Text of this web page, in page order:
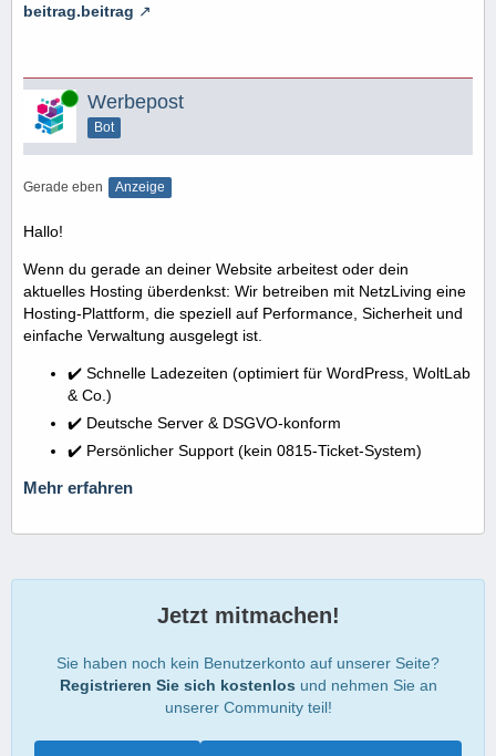
beitrag.beitrag
Online Werbepost
Bot
Gerade eben Anzeige
Hallo!
Wenn du gerade an deiner Website arbeitest oder dein
aktuelles Hosting überdenkst: Wir betreiben mit NetzLiving eine
Hosting-Plattform, die speziell auf Performance, Sicherheit und
einfache Verwaltung ausgelegt ist.
✔️ Schnelle Ladezeiten (optimiert für WordPress, WoltLab
& Co.)
✔️ Deutsche Server & DSGVO-konform
✔️ Persönlicher Support (kein 0815-Ticket-System)
Mehr erfahren
Jetzt mitmachen!
Sie haben noch kein Benutzerkonto auf unserer Seite?
Registrieren Sie sich kostenlos und nehmen Sie an
unserer Community teil!